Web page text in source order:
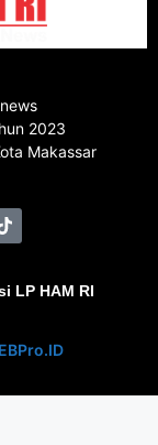
2023
Makassar
LP HAM RI